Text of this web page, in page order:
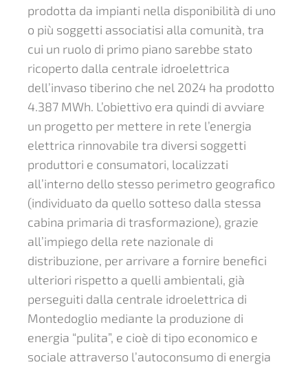
prodotta da impianti nella disponibilità di uno
o più soggetti associatisi alla comunità, tra
cui un ruolo di primo piano sarebbe stato
ricoperto dalla centrale idroelettrica
dell’invaso tiberino che nel 2024 ha prodotto
4.387 MWh. L’obiettivo era quindi di avviare
un progetto per mettere in rete l’energia
elettrica rinnovabile tra diversi soggetti
produttori e consumatori, localizzati
all’interno dello stesso perimetro geografico
(individuato da quello sotteso dalla stessa
cabina primaria di trasformazione), grazie
all’impiego della rete nazionale di
distribuzione, per arrivare a fornire benefici
ulteriori rispetto a quelli ambientali, già
perseguiti dalla centrale idroelettrica di
Montedoglio mediante la produzione di
energia “pulita”, e cioè di tipo economico e
sociale attraverso l’autoconsumo di energia